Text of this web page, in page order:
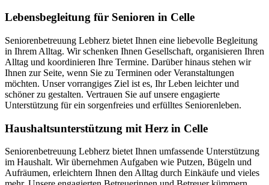
Lebensbegleitung für Senioren in Celle
Seniorenbetreuung Lebherz bietet Ihnen eine liebevolle Begleitung
in Ihrem Alltag. Wir schenken Ihnen Gesellschaft, organisieren Ihren
Alltag und koordinieren Ihre Termine. Darüber hinaus stehen wir
Ihnen zur Seite, wenn Sie zu Terminen oder Veranstaltungen
möchten. Unser vorrangiges Ziel ist es, Ihr Leben leichter und
schöner zu gestalten. Vertrauen Sie auf unsere engagierte
Unterstützung für ein sorgenfreies und erfülltes Seniorenleben.
Haushalts­unterstützung mit Herz in Celle
Seniorenbetreuung Lebherz bietet Ihnen umfassende Unterstützung
im Haushalt. Wir übernehmen Aufgaben wie Putzen, Bügeln und
Aufräumen, erleichtern Ihnen den Alltag durch Einkäufe und vieles